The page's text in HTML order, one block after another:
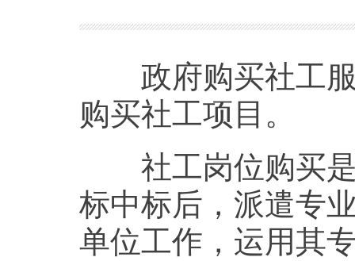
政府购买社工服
购买社工项目。
社工岗位购买是
标中标后，派遣专
单位工作，运用其